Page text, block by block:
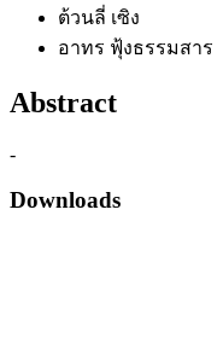
ต้วนลี่ เซิง
อาทร ฟุ้งธรรมสาร
Abstract
-
Downloads